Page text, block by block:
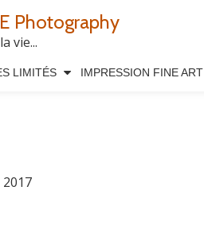
Photography
vie...
LIMITÉS IMPRESSION FINE ART